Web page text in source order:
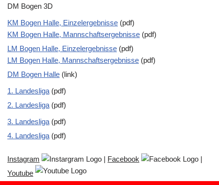
DM Bogen 3D
KM Bogen Halle, Einzelergebnisse (pdf)
KM Bogen Halle, Mannschaftsergebnisse (pdf)
LM Bogen Halle, Einzelergebnisse (pdf)
LM Bogen Halle, Mannschaftsergebnisse (pdf)
DM Bogen Halle (link)
1. Landesliga (pdf)
2. Landesliga (pdf)
3. Landesliga (pdf)
4. Landesliga (pdf)
Instagram | Facebook
|
Youtube